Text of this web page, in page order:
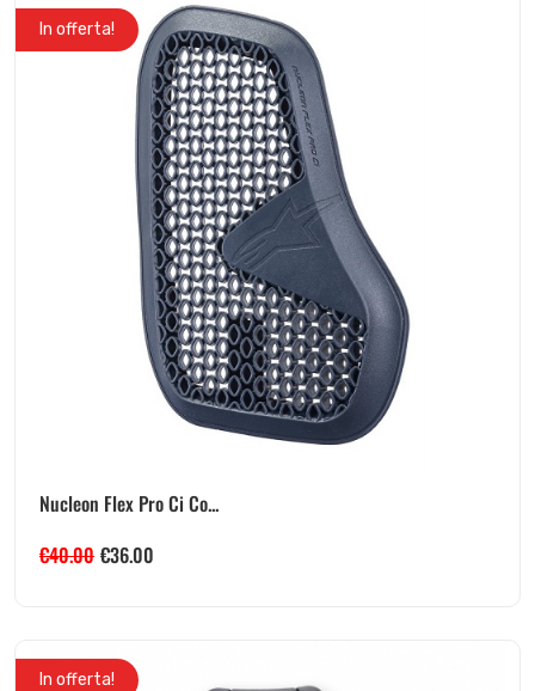
In offerta!
Nucleon Flex Pro Ci Co...
€40.00 €36.00
In offerta!